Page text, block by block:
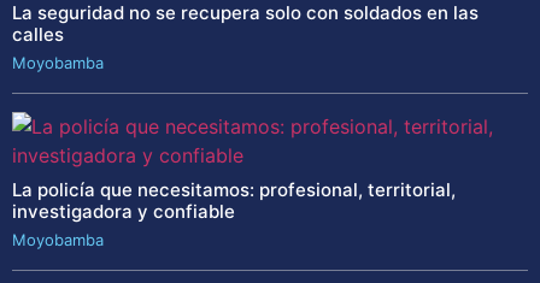
La seguridad no se recupera solo con soldados en las
calles
Moyobamba
La policía que necesitamos: profesional, territorial,
investigadora y confiable
Moyobamba